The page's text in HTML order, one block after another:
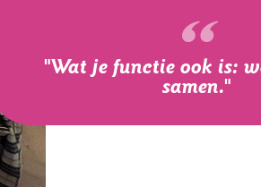
"Wat je functie ook is:
samen."